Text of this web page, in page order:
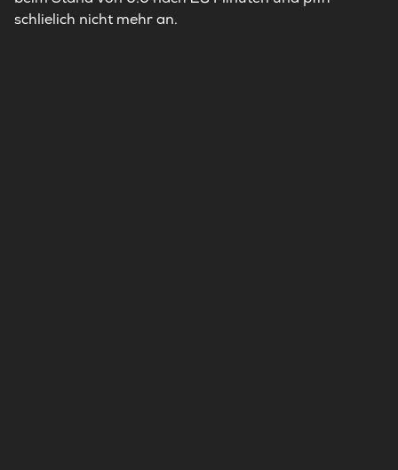
schlielich nicht mehr an.